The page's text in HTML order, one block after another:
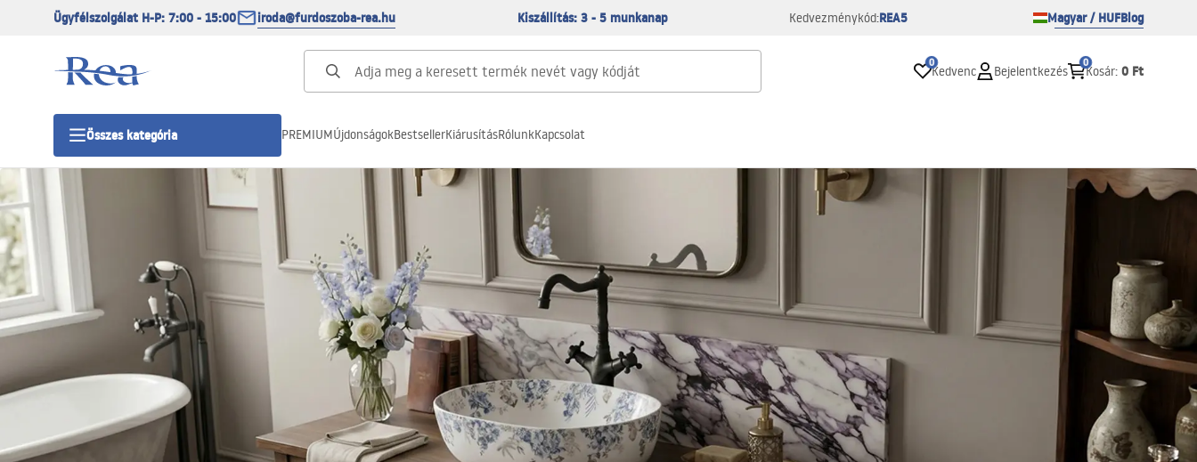
Ügyfélszolgálat H-P: 7:00 - 15:00 iroda@furdoszoba-rea.hu Kiszállítás: 3 - 5 munkanap Kedvezménykód:REA5 Magyar / HUFBlog
0
Kedvenc Bejelentkezés
0
Kosár: 0 Ft
Összes kategória
Zuhanyajtó
Zuhanytálcák
Zuhanylefolyók
WC-csésze készlet bidével
PREMIUMÚjdonságokBestsellerKiárusításRólunkKapcsolat